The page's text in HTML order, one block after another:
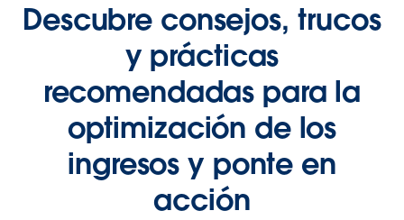
Descubre consejos, trucos
y prácticas
recomendadas para la
optimización de los
ingresos y ponte en
acción